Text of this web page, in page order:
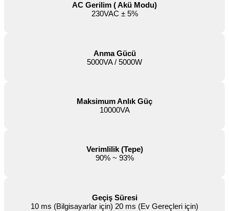
AC Gerilim ( Akü Modu)
230VAC ± 5%
Anma Gücü
5000VA / 5000W
Maksimum Anlık Güç
10000VA
Verimlilik (Tepe)
90% ~ 93%
Geçiş Süresi
10 ms (Bilgisayarlar için) 20 ms (Ev Gereçleri için)